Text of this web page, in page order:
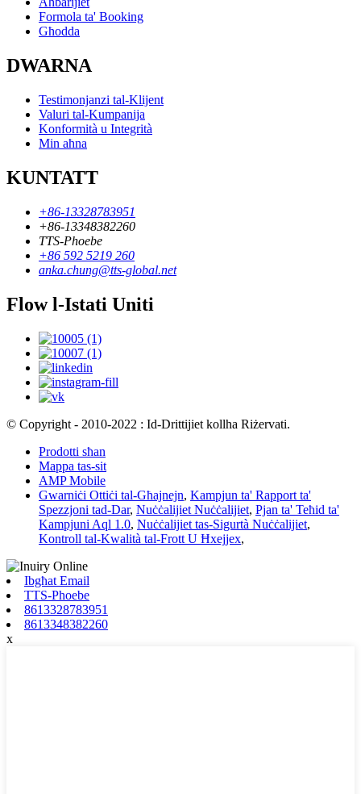
Formola ta' Booking
Għodda
DWARNA
Testimonjanzi tal-Klijent
Valuri tal-Kumpanija
Konformità u Integrità
Min aħna
KUNTATT
+86-13328783951
+86-13348382260
TTS-Phoebe
+86 592 5219 260
anka.chung@tts-global.net
Flow l-Istati Uniti
© Copyright - 2010-2022 : Id-Drittijiet kollha Riżervati.
Prodotti sħan
Mappa tas-sit
AMP Mobile
Gwarniċi Ottiċi tal-Għajnejn, Kampjun ta' Rapport ta'
Spezzjoni tad-Dar, Nuċċalijiet Nuċċalijiet, Pjan ta' Teħid ta'
Kampjuni Aql 1.0, Nuċċalijiet tas-Sigurtà Nuċċalijiet,
Kontroll tal-Kwalità tal-Frott U Ħxejjex,
Ibgħat Email
TTS-Phoebe
8613328783951
8613348382260
x